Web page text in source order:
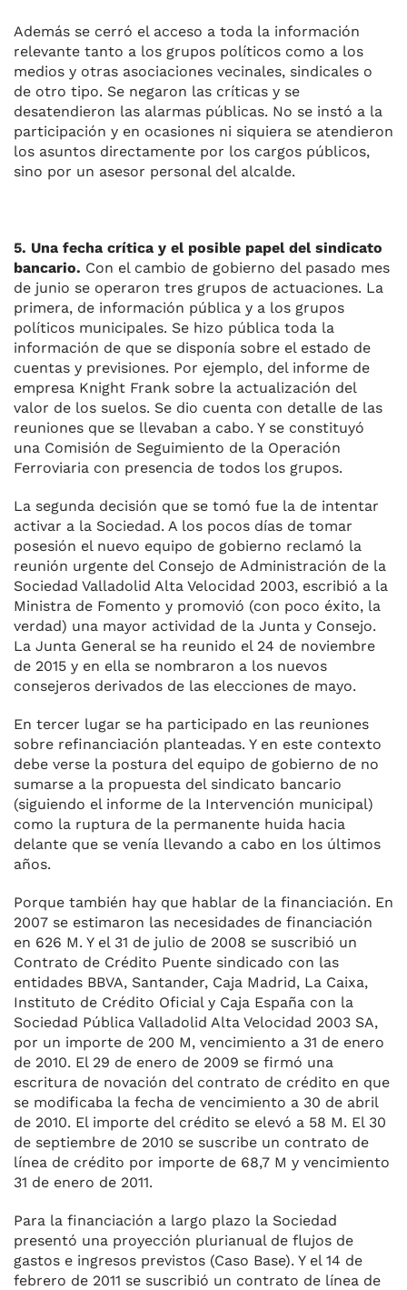
Además se cerró el acceso a toda la información
relevante tanto a los grupos políticos como a los
medios y otras asociaciones vecinales, sindicales o
de otro tipo. Se negaron las críticas y se
desatendieron las alarmas públicas. No se instó a la
participación y en ocasiones ni siquiera se atendieron
los asuntos directamente por los cargos públicos,
sino por un asesor personal del alcalde.
5. Una fecha crítica y el posible papel del sindicato
bancario. Con el cambio de gobierno del pasado mes
de junio se operaron tres grupos de actuaciones. La
primera, de información pública y a los grupos
políticos municipales. Se hizo pública toda la
información de que se disponía sobre el estado de
cuentas y previsiones. Por ejemplo, del informe de
empresa Knight Frank sobre la actualización del
valor de los suelos. Se dio cuenta con detalle de las
reuniones que se llevaban a cabo. Y se constituyó
una Comisión de Seguimiento de la Operación
Ferroviaria con presencia de todos los grupos.
La segunda decisión que se tomó fue la de intentar
activar a la Sociedad. A los pocos días de tomar
posesión el nuevo equipo de gobierno reclamó la
reunión urgente del Consejo de Administración de la
Sociedad Valladolid Alta Velocidad 2003, escribió a la
Ministra de Fomento y promovió (con poco éxito, la
verdad) una mayor actividad de la Junta y Consejo.
La Junta General se ha reunido el 24 de noviembre
de 2015 y en ella se nombraron a los nuevos
consejeros derivados de las elecciones de mayo.
En tercer lugar se ha participado en las reuniones
sobre refinanciación planteadas. Y en este contexto
debe verse la postura del equipo de gobierno de no
sumarse a la propuesta del sindicato bancario
(siguiendo el informe de la Intervención municipal)
como la ruptura de la permanente huida hacia
delante que se venía llevando a cabo en los últimos
años.
Porque también hay que hablar de la financiación. En
2007 se estimaron las necesidades de financiación
en 626 M. Y el 31 de julio de 2008 se suscribió un
Contrato de Crédito Puente sindicado con las
entidades BBVA, Santander, Caja Madrid, La Caixa,
Instituto de Crédito Oficial y Caja España con la
Sociedad Pública Valladolid Alta Velocidad 2003 SA,
por un importe de 200 M, vencimiento a 31 de enero
de 2010. El 29 de enero de 2009 se firmó una
escritura de novación del contrato de crédito en que
se modificaba la fecha de vencimiento a 30 de abril
de 2010. El importe del crédito se elevó a 58 M. El 30
de septiembre de 2010 se suscribe un contrato de
línea de crédito por importe de 68,7 M y vencimiento
31 de enero de 2011.
Para la financiación a largo plazo la Sociedad
presentó una proyección plurianual de flujos de
gastos e ingresos previstos (Caso Base). Y el 14 de
febrero de 2011 se suscribió un contrato de línea de